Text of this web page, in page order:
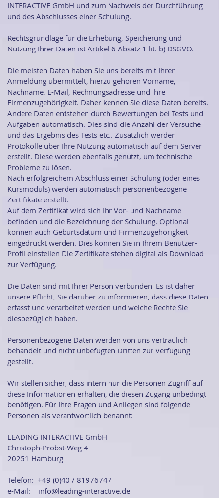
INTERACTIVE GmbH und zum Nachweis der Durchführung
und des Abschlusses einer Schulung.
Rechtsgrundlage für die Erhebung, Speicherung und
Nutzung Ihrer Daten ist Artikel 6 Absatz 1 lit. b) DSGVO.
Die meisten Daten haben Sie uns bereits mit Ihrer
Anmeldung übermittelt, hierzu gehören Vorname,
Nachname, E-Mail, Rechnungsadresse und Ihre
Firmenzugehörigkeit. Daher kennen Sie diese Daten bereits.
Andere Daten entstehen durch Bewertungen bei Tests und
Aufgaben automatisch. Dies sind die Anzahl der Versuche
und das Ergebnis des Tests etc.. Zusätzlich werden
Protokolle über Ihre Nutzung automatisch auf dem Server
erstellt. Diese werden ebenfalls genutzt, um technische
Probleme zu lösen.
Nach erfolgreichem Abschluss einer Schulung (oder eines
Kursmoduls) werden automatisch personenbezogene
Zertifikate erstellt.
Auf dem Zertifikat wird sich Ihr Vor- und Nachname
befinden und die Bezeichnung der Schulung. Optional
können auch Geburtsdatum und Firmenzugehörigkeit
eingedruckt werden. Dies können Sie in Ihrem Benutzer-
Profil einstellen Die Zertifikate stehen digital als Download
zur Verfügung.
Die Daten sind mit Ihrer Person verbunden. Es ist daher
unsere Pflicht, Sie darüber zu informieren, dass diese Daten
erfasst und verarbeitet werden und welche Rechte Sie
diesbezüglich haben.
Personenbezogene Daten werden von uns vertraulich
behandelt und nicht unbefugten Dritten zur Verfügung
gestellt.
Wir stellen sicher, dass intern nur die Personen Zugriff auf
diese Informationen erhalten, die diesen Zugang unbedingt
benötigen. Für Ihre Fragen und Anliegen sind folgende
Personen als verantwortlich benannt:
LEADING INTERACTIVE GmbH
Christoph-Probst-Weg 4
20251 Hamburg
Telefon: +49 (0)40 / 81976747
e-Mail: info@leading-interactive.de